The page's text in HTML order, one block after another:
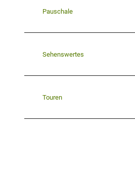
Pauschale
Sehenswertes
Touren